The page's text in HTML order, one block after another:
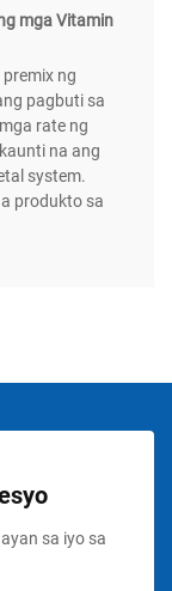
mga Vitamin
ng
pagbuti sa
rate ng
na ang
system.
produkto sa
sa iyo sa